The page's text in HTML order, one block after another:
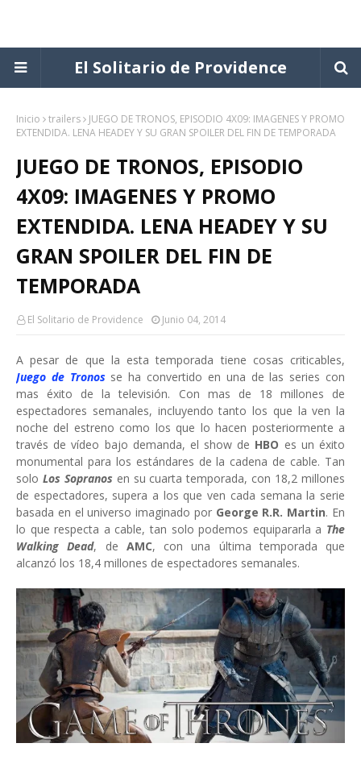
El Solitario de Providence
Inicio trailers
JUEGO DE TRONOS, EPISODIO 4X09: IMAGENES Y PROMO
EXTENDIDA. LENA HEADEY Y SU GRAN SPOILER DEL FIN DE TEMPORADA
JUEGO DE TRONOS, EPISODIO
4X09: IMAGENES Y PROMO
EXTENDIDA. LENA HEADEY Y SU
GRAN SPOILER DEL FIN DE
TEMPORADA
El Solitario de Providence Junio 04, 2014
A pesar de que la esta temporada tiene cosas criticables,
Juego de Tronos se ha convertido en una de las series con
mas éxito de la televisión. Con mas de 18 millones de
espectadores semanales, incluyendo tanto los que la ven la
noche del estreno como los que lo hacen posteriormente a
través de vídeo bajo demanda, el show de HBO es un éxito
monumental para los estándares de la cadena de cable. Tan
solo Los Sopranos en su cuarta temporada, con 18,2 millones
de espectadores, supera a los que ven cada semana la serie
basada en el universo imaginado por George R.R. Martin. En
lo que respecta a cable, tan solo podemos equipararla a The
Walking Dead, de AMC, con una última temporada que
alcanzó los 18,4 millones de espectadores semanales.